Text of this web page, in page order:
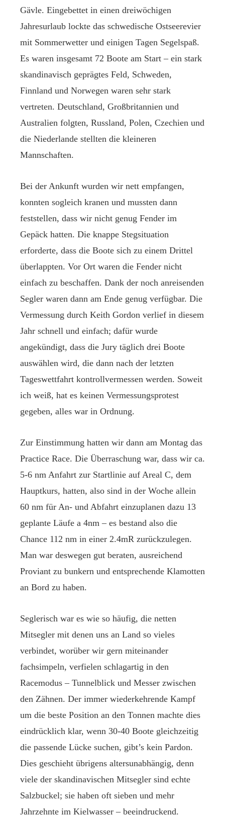
Gävle. Eingebettet in einen dreiwöchigen
Jahresurlaub lockte das schwedische Ostseerevier
mit Sommerwetter und einigen Tagen Segelspaß.
Es waren insgesamt 72 Boote am Start – ein stark
skandinavisch geprägtes Feld, Schweden,
Finnland und Norwegen waren sehr stark
vertreten. Deutschland, Großbritannien und
Australien folgten, Russland, Polen, Czechien und
die Niederlande stellten die kleineren
Mannschaften.
Bei der Ankunft wurden wir nett empfangen,
konnten sogleich kranen und mussten dann
feststellen, dass wir nicht genug Fender im
Gepäck hatten. Die knappe Stegsituation
erforderte, dass die Boote sich zu einem Drittel
überlappten. Vor Ort waren die Fender nicht
einfach zu beschaffen. Dank der noch anreisenden
Segler waren dann am Ende genug verfügbar. Die
Vermessung durch Keith Gordon verlief in diesem
Jahr schnell und einfach; dafür wurde
angekündigt, dass die Jury täglich drei Boote
auswählen wird, die dann nach der letzten
Tageswettfahrt kontrollvermessen werden. Soweit
ich weiß, hat es keinen Vermessungsprotest
gegeben, alles war in Ordnung.
Zur Einstimmung hatten wir dann am Montag das
Practice Race. Die Überraschung war, dass wir ca.
5-6 nm Anfahrt zur Startlinie auf Areal C, dem
Hauptkurs, hatten, also sind in der Woche allein
60 nm für An- und Abfahrt einzuplanen dazu 13
geplante Läufe a 4nm – es bestand also die
Chance 112 nm in einer 2.4mR zurückzulegen.
Man war deswegen gut beraten, ausreichend
Proviant zu bunkern und entsprechende Klamotten
an Bord zu haben.
Seglerisch war es wie so häufig, die netten
Mitsegler mit denen uns an Land so vieles
verbindet, worüber wir gern miteinander
fachsimpeln, verfielen schlagartig in den
Racemodus – Tunnelblick und Messer zwischen
den Zähnen. Der immer wiederkehrende Kampf
um die beste Position an den Tonnen machte dies
eindrücklich klar, wenn 30-40 Boote gleichzeitig
die passende Lücke suchen, gibt’s kein Pardon.
Dies geschieht übrigens altersunabhängig, denn
viele der skandinavischen Mitsegler sind echte
Salzbuckel; sie haben oft sieben und mehr
Jahrzehnte im Kielwasser – beeindruckend.